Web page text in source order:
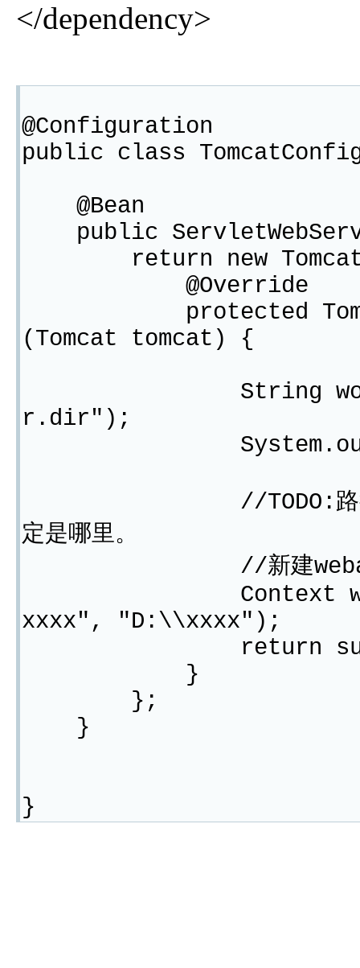
</dependency>
@Configuration
public class
@Bean
public
return new
@Override
protected
(Tomcat tomcat) {
String workDir =
r.dir");
//TODO:路径写死吗
定是哪里。
//新建
Context
xxxx", "D:\\xxxx");
return
}
};
}
}